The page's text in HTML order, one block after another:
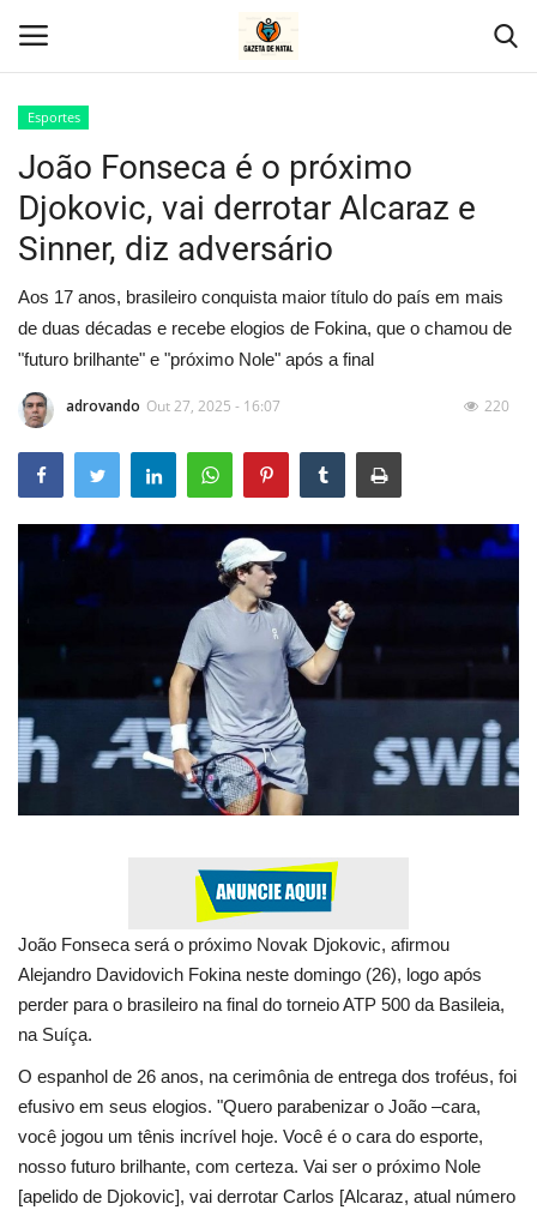
Home
Geral
Politica
Saúde
Entretenimento
Economia
Esportes
Expediente - Equipe de Jornalismo
Galeria
Geral
Esportes
João Fonseca é o próximo
Djokovic, vai derrotar Alcaraz e
Sinner, diz adversário
Aos 17 anos, brasileiro conquista maior título do país em mais
de duas décadas e recebe elogios de Fokina, que o chamou de
"futuro brilhante" e "próximo Nole" após a final
adrovando Out 27, 2025 - 16:07 220
João Fonseca será o próximo Novak Djokovic, afirmou
Alejandro Davidovich Fokina neste domingo (26), logo após
perder para o brasileiro na final do torneio ATP 500 da Basileia,
na Suíça.
O espanhol de 26 anos, na cerimônia de entrega dos troféus, foi
efusivo em seus elogios. "Quero parabenizar o João –cara,
você jogou um tênis incrível hoje. Você é o cara do esporte,
nosso futuro brilhante, com certeza. Vai ser o próximo Nole
[apelido de Djokovic], vai derrotar Carlos [Alcaraz, atual número